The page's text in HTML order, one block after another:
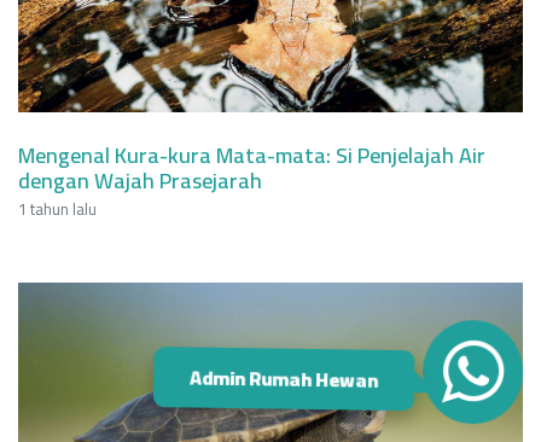
Mengenal Kura-kura Mata-mata: Si Penjelajah Air
dengan Wajah Prasejarah
1 tahun lalu
Admin Rumah Hewan